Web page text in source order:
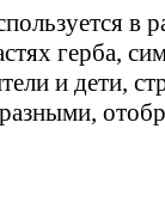
в
герба,
и дети,